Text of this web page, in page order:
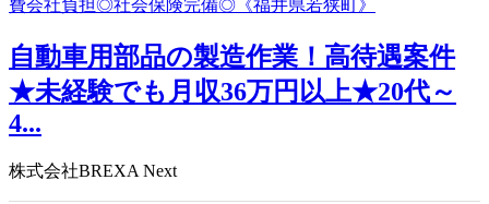
自動車用部品の製造作業！高待遇案件
★未経験でも月収36万円以上★20代～
4...
株式会社BREXA Next